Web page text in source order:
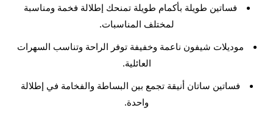
فساتين طويلة بأكمام طويلة تمنحك إطلالة فخمة ومناسبة
لمختلف المناسبات.
موديلات شيفون ناعمة وخفيفة توفر الراحة وتناسب السهرات
العائلية.
فساتين ساتان أنيقة تجمع بين البساطة والفخامة في إطلالة
واحدة.